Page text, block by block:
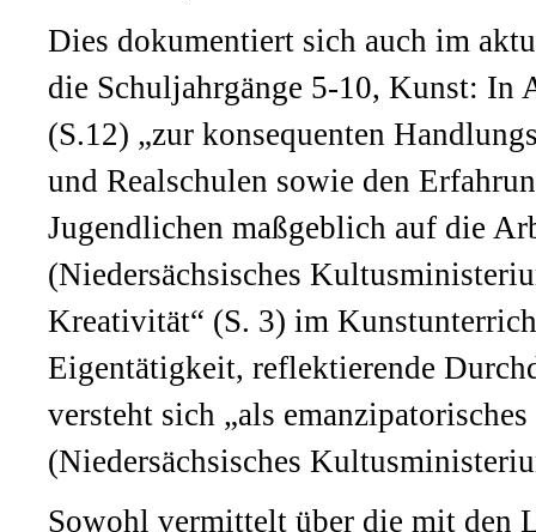
Dies dokumentiert sich auch im
die Schuljahrgänge 5-10, Kunst: In
(S.12) „zur konsequenten
und Realschulen sowie den
Jugendlichen maßgeblich auf die
(Niedersächsisches
Kreativität“ (S. 3) im
Eigentätigkeit, reflektierende
versteht sich „als
(Niedersächsisches
Sowohl vermittelt über die mit den